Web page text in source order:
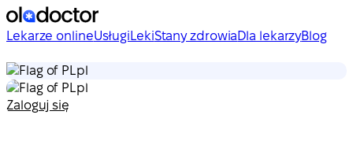
Lekarze onlineUsługi LekiStany zdrowiaDla lekarzyBlog
pl
pl
Zaloguj się